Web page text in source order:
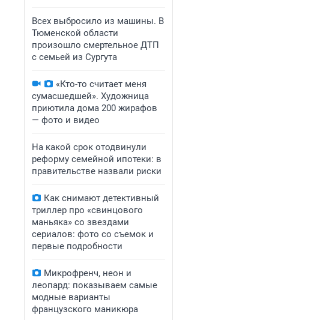
Всех выбросило из машины. В
Тюменской области
произошло смертельное ДТП
с семьей из Сургута
«Кто-то считает меня
сумасшедшей». Художница
приютила дома 200 жирафов
— фото и видео
На какой срок отодвинули
реформу семейной ипотеки: в
правительстве назвали риски
Как снимают детективный
триллер про «свинцового
маньяка» со звездами
сериалов: фото со съемок и
первые подробности
Микрофренч, неон и
леопард: показываем самые
модные варианты
французского маникюра